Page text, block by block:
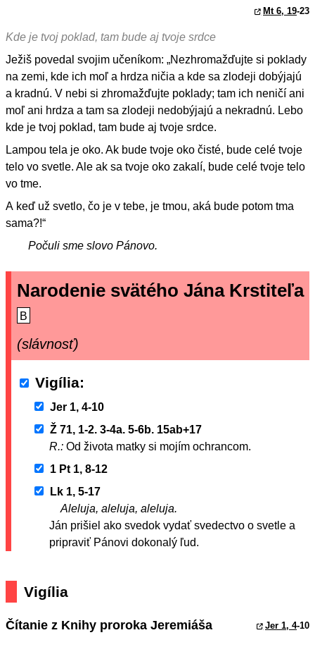
Mt 6, 19-23
Kde je tvoj poklad, tam bude aj tvoje srdce
Ježiš povedal svojim učeníkom: „Nezhromažďujte si poklady
na zemi, kde ich moľ a hrdza ničia a kde sa zlodeji dobýjajú
a kradnú. V nebi si zhromažďujte poklady; tam ich neničí ani
moľ ani hrdza a tam sa zlodeji nedobýjajú a nekradnú. Lebo
kde je tvoj poklad, tam bude aj tvoje srdce.
Lampou tela je oko. Ak bude tvoje oko čisté, bude celé tvoje
telo vo svetle. Ale ak sa tvoje oko zakalí, bude celé tvoje telo
vo tme.
A keď už svetlo, čo je v tebe, je tmou, aká bude potom tma
sama?!“
Počuli sme slovo Pánovo.
Narodenie svätého Jána Krstiteľa
B
(slávnosť)
Vigília
Jer 1, 4-10
Ž 71, 1-2. 3-4a. 5-6b. 15ab+17
R.: Od života matky si mojím ochrancom.
1 Pt 1, 8-12
Lk 1, 5-17
Aleluja, aleluja, aleluja.
Ján prišiel ako svedok vydať svedectvo o svetle a
pripraviť Pánovi dokonalý ľud.
Vigília
Čítanie z Knihy proroka Jeremiáša Jer 1, 4-10